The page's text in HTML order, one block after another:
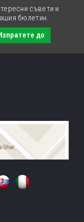
съвети и
бюлетин.
до